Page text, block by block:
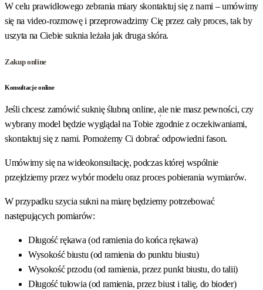
W celu prawidłowego zebrania miary skontaktuj się z nami – umówimy
się na video-rozmowę i przeprowadzimy Cię przez cały proces, tak by
uszyta na Ciebie suknia leżała jak druga skóra.
Zakup online
Konsultacje online
Jeśli chcesz zamówić suknię ślubną online, ale nie masz pewności, czy
wybrany model będzie wyglądał na Tobie zgodnie z oczekiwaniami,
skontaktuj się z nami. Pomożemy Ci dobrać odpowiedni fason.
Umówimy się na wideokonsultację, podczas której wspólnie
przejdziemy przez wybór modelu oraz proces pobierania wymiarów.
W przypadku szycia sukni na miarę będziemy potrzebować
następujących pomiarów:
Długość rękawa (od ramienia do końca rękawa)
Wysokość biustu (od ramienia do punktu biustu)
Wysokość przodu (od ramienia, przez punkt biustu, do talii)
Długość tułowia (od ramienia, przez biust i talię, do bioder)